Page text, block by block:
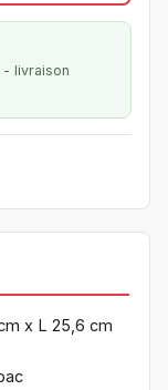
livraison
x L 25,6 cm